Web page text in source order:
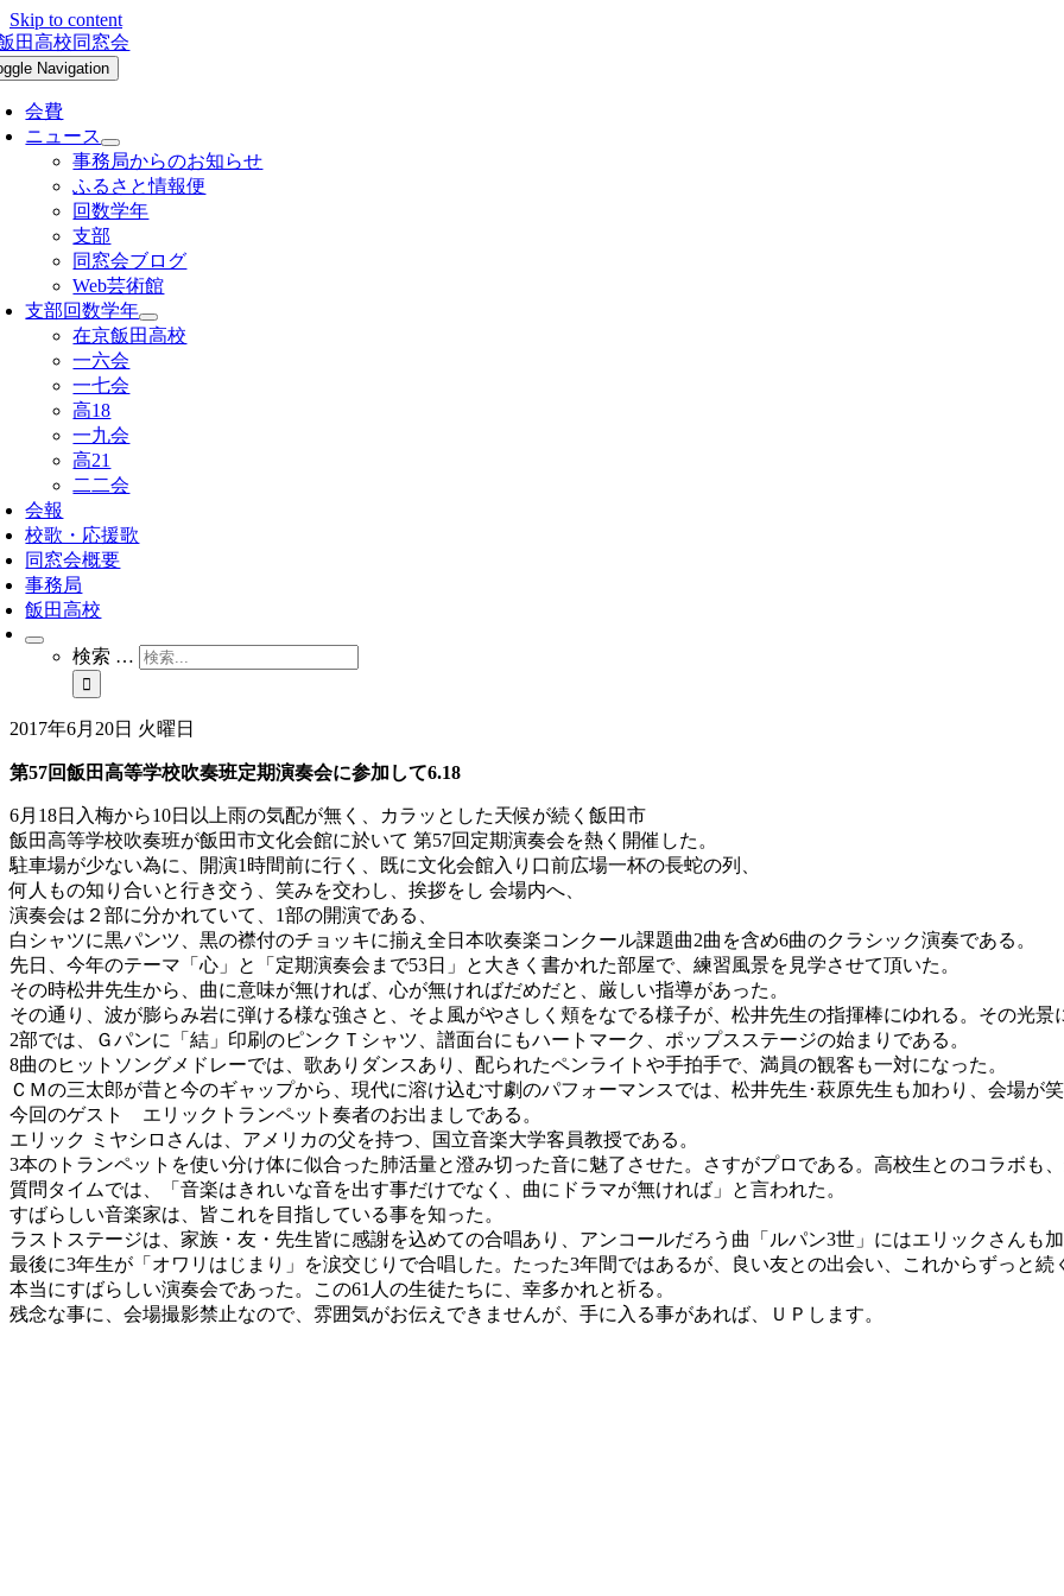
Skip to content
Navigation
会費
ニュース
事務局からのお知らせ
ふるさと情報便
回数学年
支部
同窓会ブログ
Web芸術館
支部回数学年
在京飯田高校
一六会
一七会
高18
一九会
高21
二二会
会報
校歌・応援歌
同窓会概要
事務局
飯田高校
検索 …
2017年6月20日 火曜日
第57回飯田高等学校吹奏班定期演奏会に参加して6.18
6月18日入梅から10日以上雨の気配が無く、カラッとした天候が続く飯田市
飯田高等学校吹奏班が飯田市文化会館に於いて 第57回定期演奏会を熱く開催した。
駐車場が少ない為に、開演1時間前に行く、既に文化会館入り口前広場一杯の長蛇の列、
何人もの知り合いと行き交う、笑みを交わし、挨拶をし 会場内へ、
演奏会は２部に分かれていて、1部の開演である、
白シャツに黒パンツ、黒の襟付のチョッキに揃え全日本吹奏楽コンクール課題曲2曲を含め6曲のクラシック演奏である。
先日、今年のテーマ「心」と「定期演奏会まで53日」と大きく書かれた部屋で、練習風景を見学させて頂いた。
その時松井先生から、曲に意味が無ければ、心が無ければだめだと、厳しい指導があった。
その通り、波が膨らみ岩に弾ける様な強さと、そよ風がやさしく頬をなでる様子が、松井先生の指揮棒にゆれる。その光景
2部では、Ｇパンに「結」印刷のピンクＴシャツ、譜面台にもハートマーク、ポップスステージの始まりである。
8曲のヒットソングメドレーでは、歌ありダンスあり、配られたペンライトや手拍手で、満員の観客も一対になった。
ＣＭの三太郎が昔と今のギャップから、現代に溶け込む寸劇のパフォーマンスでは、松井先生･萩原先生も加わり、会場が笑
今回のゲスト エリックトランペット奏者のお出ましである。
エリック ミヤシロさんは、アメリカの父を持つ、国立音楽大学客員教授である。
3本のトランペットを使い分け体に似合った肺活量と澄み切った音に魅了させた。さすがプロである。高校生とのコラボも、
質問タイムでは、「音楽はきれいな音を出す事だけでなく、曲にドラマが無ければ」と言われた。
すばらしい音楽家は、皆これを目指している事を知った。
ラストステージは、家族・友・先生皆に感謝を込めての合唱あり、アンコールだろう曲「ルパン3世」にはエリックさんも加
最後に3年生が「オワリはじまり」を涙交じりで合唱した。たった3年間ではあるが、良い友との出会い、これからずっと続
本当にすばらしい演奏会であった。この61人の生徒たちに、幸多かれと祈る。
残念な事に、会場撮影禁止なので、雰囲気がお伝えできませんが、手に入る事があれば、ＵＰします。